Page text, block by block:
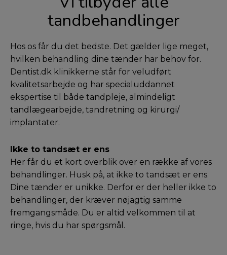
tandbehandlinger
Hos os får du det bedste. Det gælder lige meget,
hvilken behandling dine tænder har behov for.
Dentist.dk klinikkerne står for veludført
kvalitetsarbejde og har specialuddannet
ekspertise til både tandpleje, almindeligt
tandlægearbejde, tandretning og kirurgi/
implantater.
Ikke to tandsæt er ens
Her får du et kort overblik over en række af vores
behandlinger. Husk på, at ikke to tandsæt er ens.
Dine tænder er unikke. Derfor er der heller ikke to
behandlinger, der kræver nøjagtig samme
fremgangsmåde. Du er altid velkommen til at
ringe, hvis du har spørgsmål.